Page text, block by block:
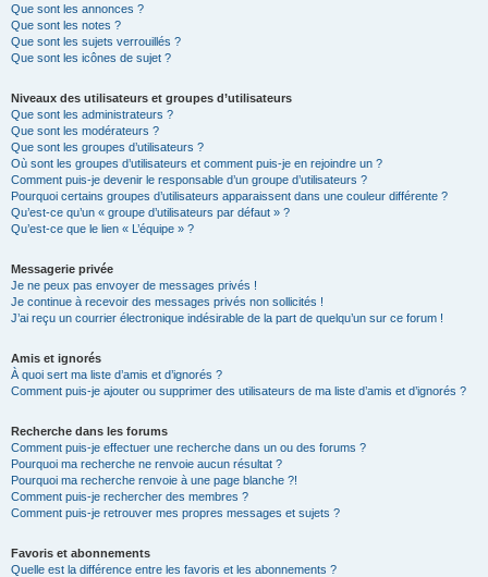
Que sont les annonces ?
Que sont les notes ?
Que sont les sujets verrouillés ?
Que sont les icônes de sujet ?
Niveaux des utilisateurs et groupes d’utilisateurs
Que sont les administrateurs ?
Que sont les modérateurs ?
Que sont les groupes d’utilisateurs ?
Où sont les groupes d’utilisateurs et comment puis-je en rejoindre un ?
Comment puis-je devenir le responsable d’un groupe d’utilisateurs ?
Pourquoi certains groupes d’utilisateurs apparaissent dans une couleur différente ?
Qu’est-ce qu’un « groupe d’utilisateurs par défaut » ?
Qu’est-ce que le lien « L’équipe » ?
Messagerie privée
Je ne peux pas envoyer de messages privés !
Je continue à recevoir des messages privés non sollicités !
J’ai reçu un courrier électronique indésirable de la part de quelqu’un sur ce forum !
Amis et ignorés
À quoi sert ma liste d’amis et d’ignorés ?
Comment puis-je ajouter ou supprimer des utilisateurs de ma liste d’amis et d’ignorés ?
Recherche dans les forums
Comment puis-je effectuer une recherche dans un ou des forums ?
Pourquoi ma recherche ne renvoie aucun résultat ?
Pourquoi ma recherche renvoie à une page blanche ?!
Comment puis-je rechercher des membres ?
Comment puis-je retrouver mes propres messages et sujets ?
Favoris et abonnements
Quelle est la différence entre les favoris et les abonnements ?